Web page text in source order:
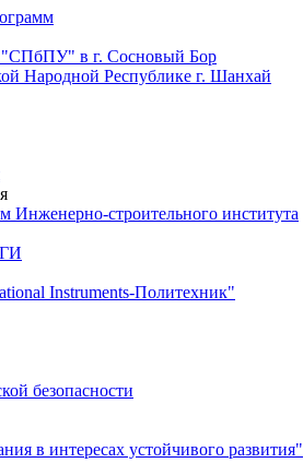
"СПбПУ" в г. Сосновый Бор
Народной Республике г. Шанхай
строительного института
Instruments-Политехник"
безопасности
в интересах устойчивого развития"